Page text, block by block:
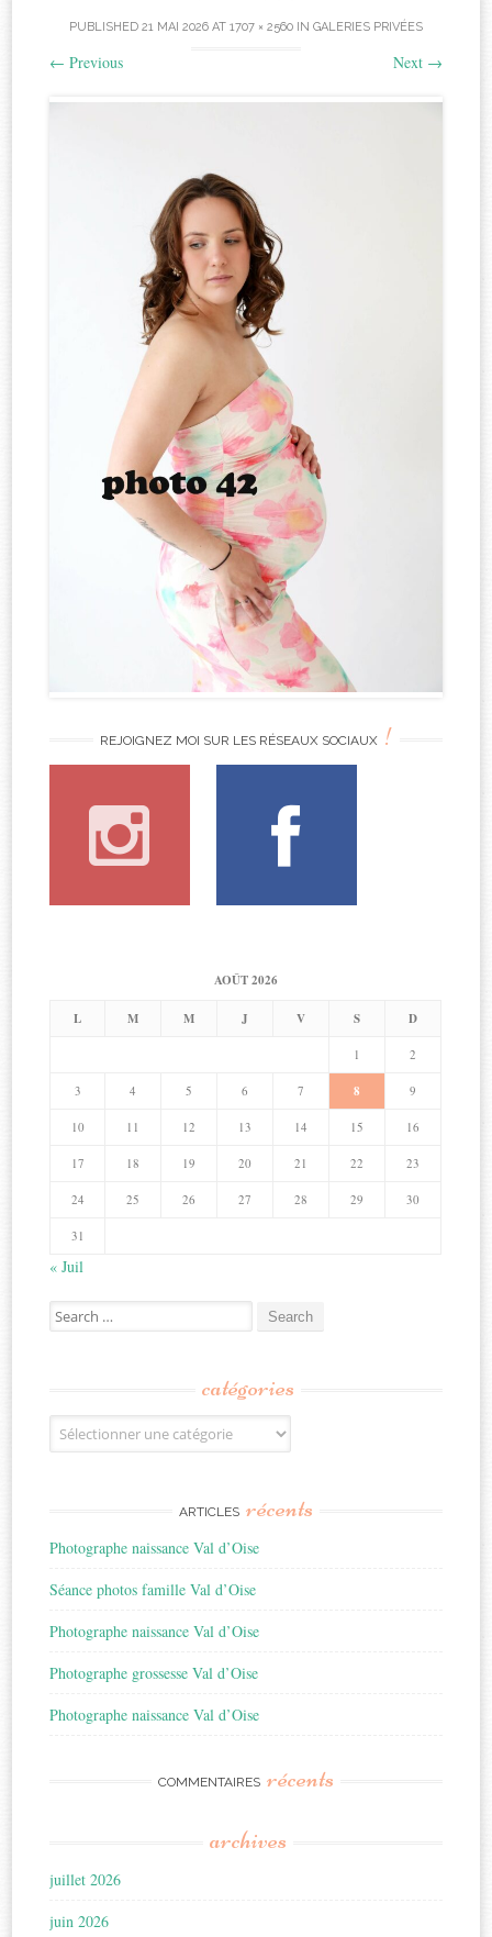
PUBLISHED 21 MAI 2026 AT 1707 × 2560 IN GALERIES PRIVÉES
← Previous Next →
REJOIGNEZ MOI SUR LES RÉSEAUX SOCIAUX !
AOÛT 2026
L M M J V S D
1 2
3 4 5 6 7 8 9
10 11 12 13 14 15 16
17 18 19 20 21 22 23
24 25 26 27 28 29 30
31
« Juil
Search
for:
catégories
Catégories
ARTICLES récents
Photographe naissance Val d’Oise
Séance photos famille Val d’Oise
Photographe naissance Val d’Oise
Photographe grossesse Val d’Oise
Photographe naissance Val d’Oise
COMMENTAIRES récents
archives
juillet 2026
juin 2026